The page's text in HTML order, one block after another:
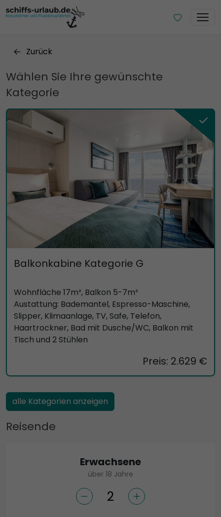
Zurück
Wählen Sie Ihre gewünschte
Kategorie
Balkonkabine Kategorie G
Wohnfläche 17m², Balkon 5-7m²
Austattung: Bademantel, Espresso-Maschine,
Slipper, Klimaanlage, TV, Safe, Telefon,
Haartrockner, Bad mit Dusche/WC, Balkon mit
Tisch und 2 Stühlen
Preis: 2.629 €
alle Kategorien anzeigen
Reisende
Erwachsene
über 18 Jahre